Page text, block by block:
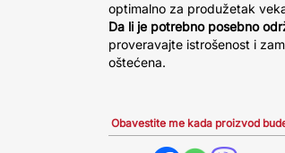
optimalno za produžetak
Da li je potrebno posebno
proveravajte istrošenost i
oštećena.
Obavestite me kada proizvod